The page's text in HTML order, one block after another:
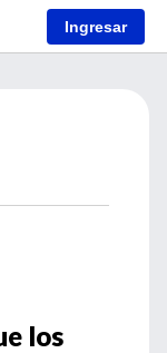
Ingresar
los